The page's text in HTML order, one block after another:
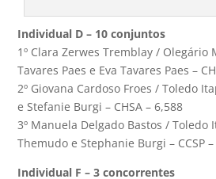
Individual D – 10 conjuntos
1º Clara Zerwes Tremblay / Olegário
Tavares Paes e Eva Tavares Paes –
2º Giovana Cardoso Froes / Toledo
e Stefanie Burgi – CHSA – 6,588
3º Manuela Delgado Bastos / Toledo
Themudo e Stephanie Burgi – CCSP
Individual F – 3 concorrentes